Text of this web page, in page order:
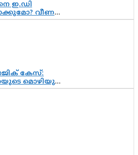
ഇ.ഡി
വീണ
നിർണായക
കേസ്:
മൊഴിയുടെ
ഉടൻ
പരിശോധിച്ച്